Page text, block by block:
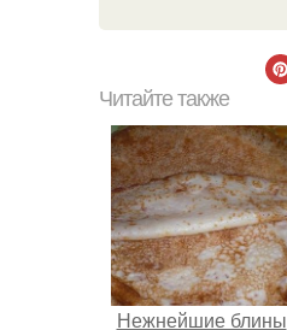
Читайте также
Нежнейшие блины